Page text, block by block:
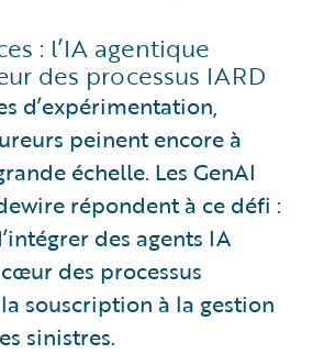
: l’IA agentique
des processus IARD
d’expérimentation,
peinent encore à
échelle. Les GenAI
répondent à ce défi :
des agents IA
des processus
la souscription à la gestion
sinistres.